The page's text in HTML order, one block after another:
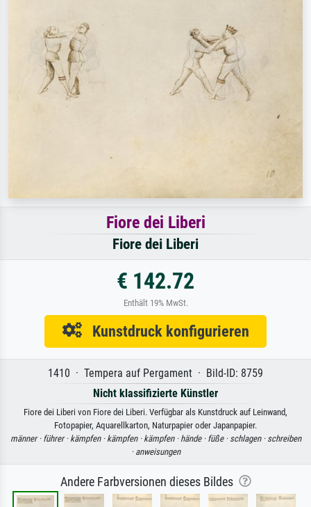
Fiore dei Liberi
Fiore dei Liberi
€ 142.72
Enthält 19% MwSt.
Kunstdruck konfigurieren
1410 · Tempera auf Pergament · Bild-ID: 8759
Nicht klassifizierte Künstler
Fiore dei Liberi von Fiore dei Liberi. Verfügbar als Kunstdruck auf Leinwand,
Fotopapier, Aquarellkarton, Naturpapier oder Japanpapier.
männer · führer · kämpfen · kämpfen · kämpfen · hände · füße · schlagen · schreiben
· anweisungen
Andere Farbversionen dieses Bildes